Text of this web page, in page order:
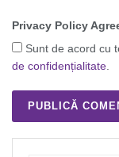
Privacy Policy
Sunt de acord cu
de confidențialitate